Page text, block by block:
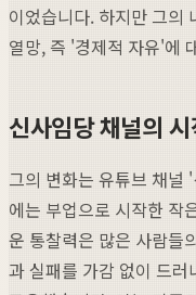
이었습니다. 하지만 그의
열망, 즉 '경제적 자유'에
신사임당 채널의
그의 변화는 유튜브 채널
에는 부업으로 시작한 작
운 통찰력은 많은 사람들
과 실패를 가감 없이 드